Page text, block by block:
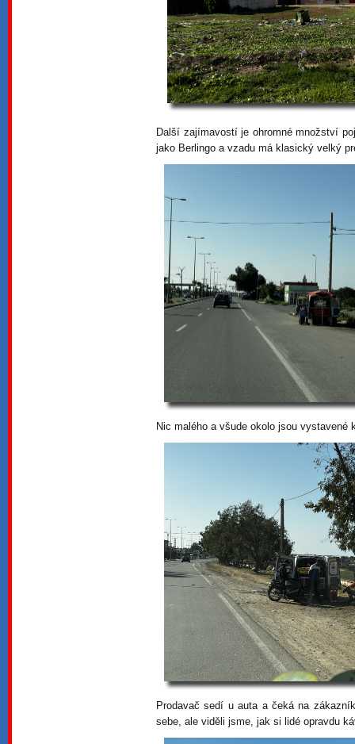
Další zajímavostí je ohromné množství
jako Berlingo a vzadu má klasický velký
Nic malého a všude okolo jsou vystavené
Prodavač sedí u auta a čeká na
sebe, ale viděli jsme, jak si lidé opravdu